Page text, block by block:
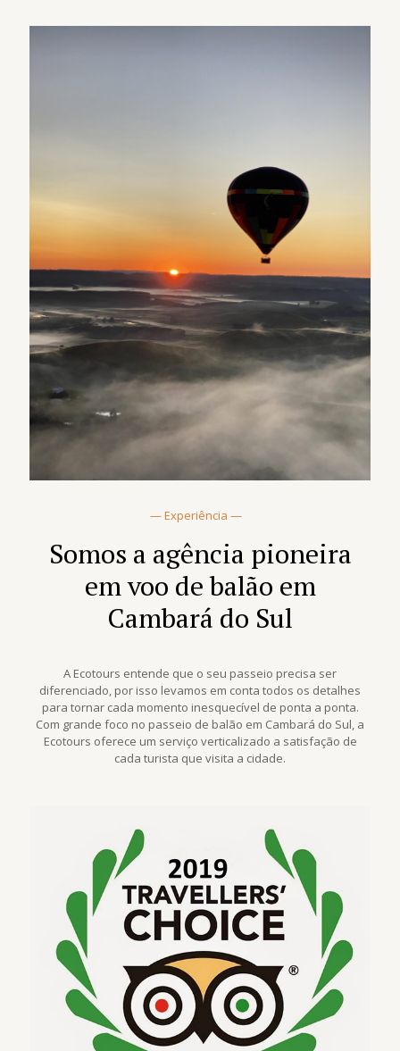
— Experiência —
Somos a agência pioneira
em voo de balão em
Cambará do Sul
A Ecotours entende que o seu passeio precisa ser
diferenciado, por isso levamos em conta todos os detalhes
para tornar cada momento inesquecível de ponta a ponta.
Com grande foco no passeio de balão em Cambará do Sul, a
Ecotours oferece um serviço verticalizado a satisfação de
cada turista que visita a cidade.